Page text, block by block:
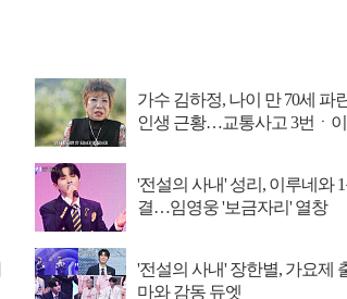
가수 김하정, 나이 만 70세 파
인생 근황…교통사고 3번ㆍ이
'전설의 사내' 성리, 이루네와 1
결…임영웅 '보금자리' 열창
'전설의 사내' 장한별, 가요제
마와 감동 듀엣